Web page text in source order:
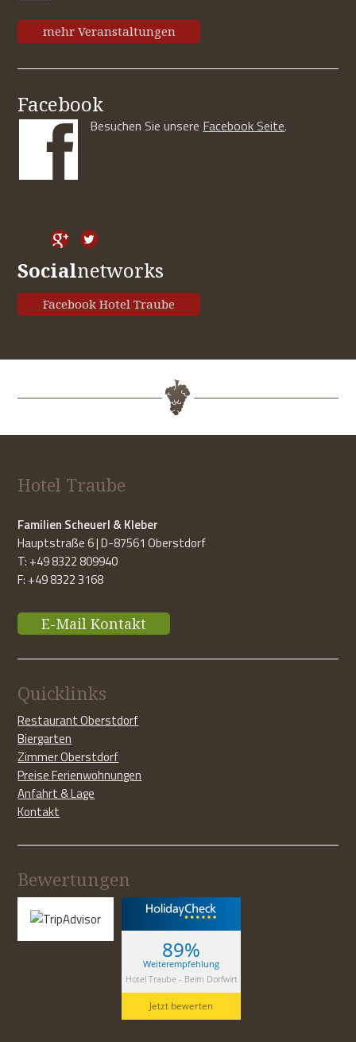
mehr Veranstaltungen
Facebook
Besuchen Sie unsere Facebook Seite.
Socialnetworks
Facebook Hotel Traube
Hotel Traube
Familien Scheuerl & Kleber
Hauptstraße 6 | D-87561 Oberstdorf
T: +49 8322 809940
F: +49 8322 3168
E-Mail Kontakt
Quicklinks
Restaurant Oberstdorf
Biergarten
Zimmer Oberstdorf
Preise Ferienwohnungen
Anfahrt & Lage
Kontakt
Bewertungen
89%
Weiterempfehlung
Hotel Traube - Beim Dorfwirt
Jetzt bewerten